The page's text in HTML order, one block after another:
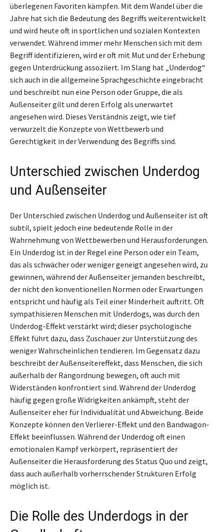
überlegenen Favoriten kämpfen. Mit dem Wandel über die
Jahre hat sich die Bedeutung des Begriffs weiterentwickelt
und wird heute oft in sportlichen und sozialen Kontexten
verwendet. Während immer mehr Menschen sich mit dem
Begriff identifizieren, wird er oft mit Mut und der Erhebung
gegen Unterdrückung assoziiert. Im Slang hat „Underdog“
sich auch in die allgemeine Sprachgeschichte eingebracht
und beschreibt nun eine Person oder Gruppe, die als
Außenseiter gilt und deren Erfolg als unerwartet
angesehen wird. Dieses Verständnis zeigt, wie tief
verwurzelt die Konzepte von Wettbewerb und
Gerechtigkeit in der Verwendung des Begriffs sind.
Unterschied zwischen Underdog
und Außenseiter
Der Unterschied zwischen Underdog und Außenseiter ist oft
subtil, spielt jedoch eine bedeutende Rolle in der
Wahrnehmung von Wettbewerben und Herausforderungen.
Ein Underdog ist in der Regel eine Person oder ein Team,
das als schwächer oder weniger geneigt angesehen wird, zu
gewinnen, während der Außenseiter jemanden beschreibt,
der nicht den konventionellen Normen oder Erwartungen
entspricht und häufig als Teil einer Minderheit auftritt. Oft
sympathisieren Menschen mit Underdogs, was durch den
Underdog-Effekt verstärkt wird; dieser psychologische
Effekt führt dazu, dass Zuschauer zur Unterstützung des
weniger Wahrscheinlichen tendieren. Im Gegensatz dazu
beschreibt der Außenseitereffekt, dass Menschen, die sich
außerhalb der Rangordnung bewegen, oft auch mit
Widerständen konfrontiert sind. Während der Underdog
häufig gegen große Widrigkeiten ankämpft, steht der
Außenseiter eher für Individualität und Abweichung. Beide
Konzepte können den Verlierer-Effekt und den Bandwagon-
Effekt beeinflussen. Während der Underdog oft einen
emotionalen Kampf verkörpert, repräsentiert der
Außenseiter die Herausforderung des Status Quo und zeigt,
dass auch außerhalb vorherrschender Strukturen Erfolg
möglich ist.
Die Rolle des Underdogs in der